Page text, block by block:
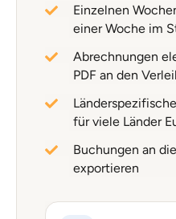
Einzelnen
einer Woche im
Abrechnungen
PDF an den
für viele Länder
Buchungen an
exportieren